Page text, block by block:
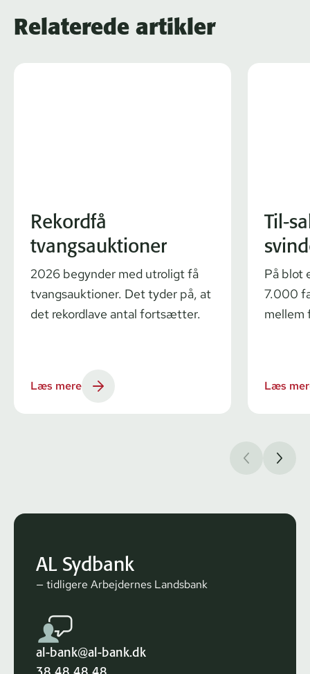
Relaterede artikler
Rekordfå
tvangsauktioner
2026 begynder med utroligt få
tvangsauktioner. Det tyder på, at
det rekordlave antal fortsætter.
Læs mere
Til-
På blot
7.000
mellem
Læs
AL Sydbank
— tidligere Arbejdernes Landsbank
al-bank@al-bank.dk